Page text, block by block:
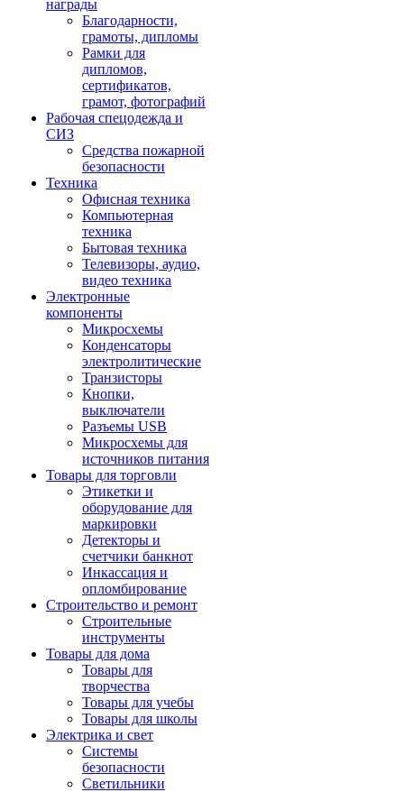
награды
Благодарности,
грамоты, дипломы
Рамки для
дипломов,
сертификатов,
грамот, фотографий
Рабочая спецодежда и
СИЗ
Средства пожарной
безопасности
Техника
Офисная техника
Компьютерная
техника
Бытовая техника
Телевизоры, аудио,
видео техника
Электронные
компоненты
Микросхемы
Конденсаторы
электролитические
Транзисторы
Кнопки,
выключатели
Разъемы USB
Микросхемы для
источников питания
Товары для торговли
Этикетки и
оборудование для
маркировки
Детекторы и
счетчики банкнот
Инкассация и
опломбирование
Строительство и ремонт
Строительные
инструменты
Товары для дома
Товары для
творчества
Товары для учебы
Товары для школы
Электрика и свет
Системы
безопасности
Светильники